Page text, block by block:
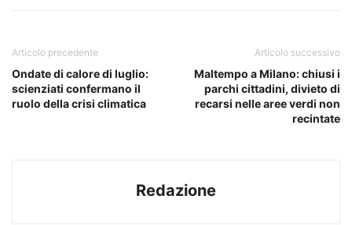
Articolo precedente
Ondate di calore di luglio:
scienziati confermano il
ruolo della crisi climatica
Articolo successivo
Maltempo a Milano: chiusi i
parchi cittadini, divieto di
recarsi nelle aree verdi non
recintate
Redazione